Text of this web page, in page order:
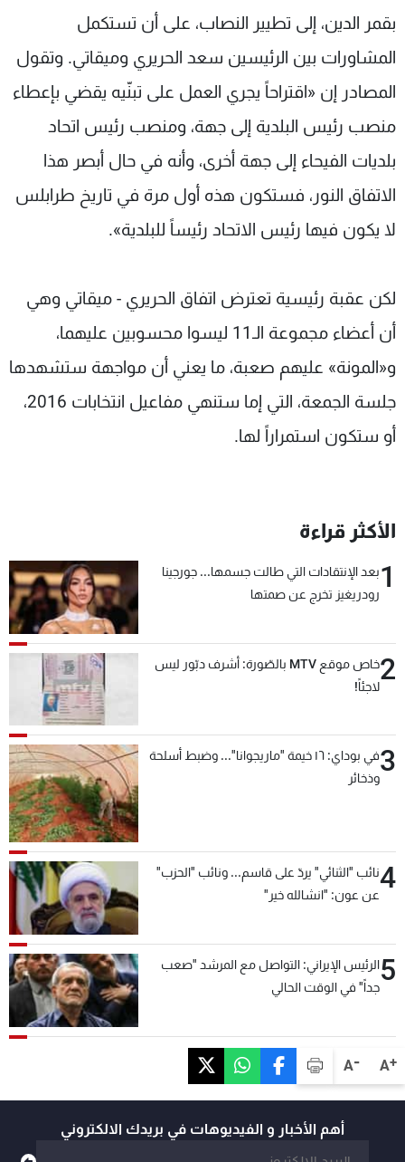
A+
A-
بقمر الدين، إلى تطيير النصاب، على أن تستكمل
المشاورات بين الرئيسين سعد الحريري وميقاتي. وتقول
المصادر إن «اقتراحاً يجري العمل على تبنّيه يقضي بإعطاء
منصب رئيس البلدية إلى جهة، ومنصب رئيس اتحاد
بلديات الفيحاء إلى جهة أخرى، وأنه في حال أبصر هذا
الاتفاق النور، فستكون هذه أول مرة في تاريخ طرابلس
لا يكون فيها رئيس الاتحاد رئيساً للبلدية».
لكن عقبة رئيسية تعترض اتفاق الحريري - ميقاتي وهي
أن أعضاء مجموعة الـ11 ليسوا محسوبين عليهما،
و«المونة» عليهم صعبة، ما يعني أن مواجهة ستشهدها
جلسة الجمعة، التي إما ستنهي مفاعيل انتخابات 2016،
أو ستكون استمراراً لها.
الأكثر قراءة
1بعد الإنتقادات التي طالت جسمها... جورجينا
رودريغيز تخرج عن صمتها
2
خاص موقع MTV بالصّورة: أشرف دبّور ليس
لاجئاً!
3
في بوداي: ١٦ خيمة "ماريجوانا"... وضبط أسلحة
وذخائر
4نائب "الثنائي" يردّ على قاسم... ونائب "الحزب"
عن عون: "انشالله خير"
5الرئيس الإيراني: التواصل مع المرشد "صعب
جداً" في الوقت الحالي
أهم الأخبار و الفيديوهات في بريدك الالكتروني